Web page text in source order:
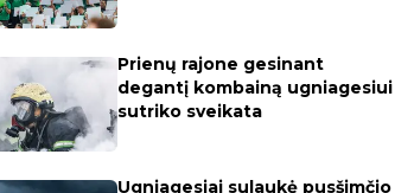
Prienų rajone gesinant
degantį kombainą ugniagesiui
sutriko sveikata
Ugniagesiai sulaukė pusšimčio